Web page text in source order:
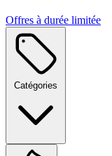
Offres à durée limitée
Catégories